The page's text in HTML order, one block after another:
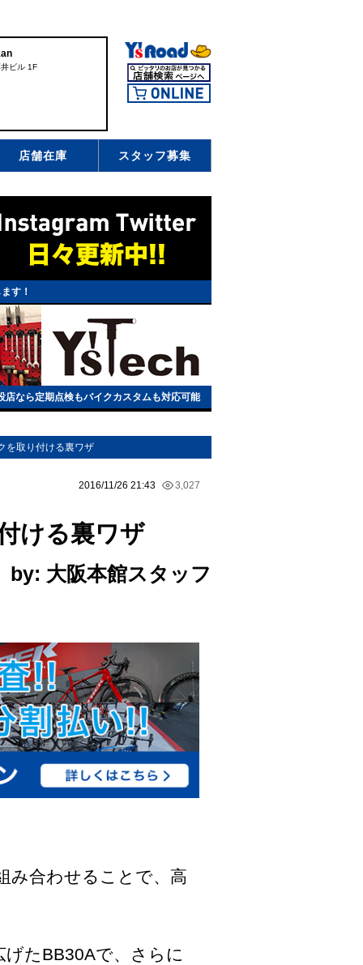
ビル 1F
店舗在庫 スタッフ募集
す！
なら定期点検もバイクカスタムも対応可能
を取り付ける裏ワザ
2016/11/26 21:43 3,027
ける裏ワザ
by: 大阪本館スタッフ
み合わせることで、高
たBB30Aで、さらに